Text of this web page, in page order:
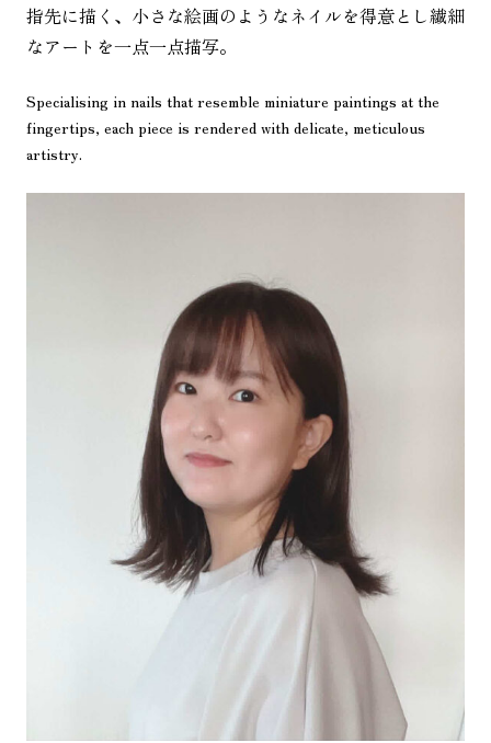
指先に描く、小さな絵画のようなネイルを得意とし繊細
なアートを一点一点描写。
Specialising in nails that resemble miniature paintings at the
fingertips, each piece is rendered with delicate, meticulous
artistry.